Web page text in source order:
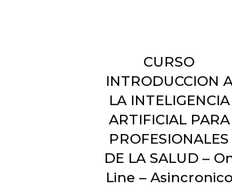
CURSO
INTRODUCCION A
LA INTELIGENCIA
ARTIFICIAL PARA
PROFESIONALES
DE LA SALUD –
Line – Asincronico